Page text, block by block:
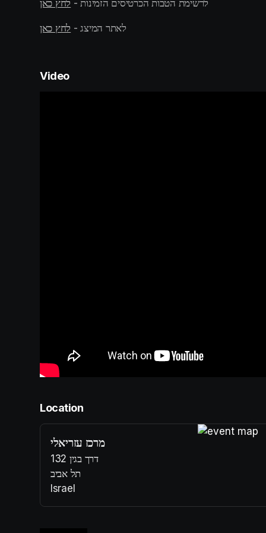
לרשימת הטבות הכרטיסים הזמינות - לחץ כאן
לאתר המיצג - לחץ כאן
Video
Location
מרכז עזריאלי
דרך בגין 132
תל אביב
Israel